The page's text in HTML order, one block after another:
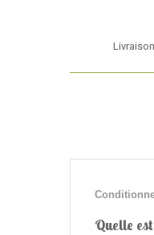
Quelle